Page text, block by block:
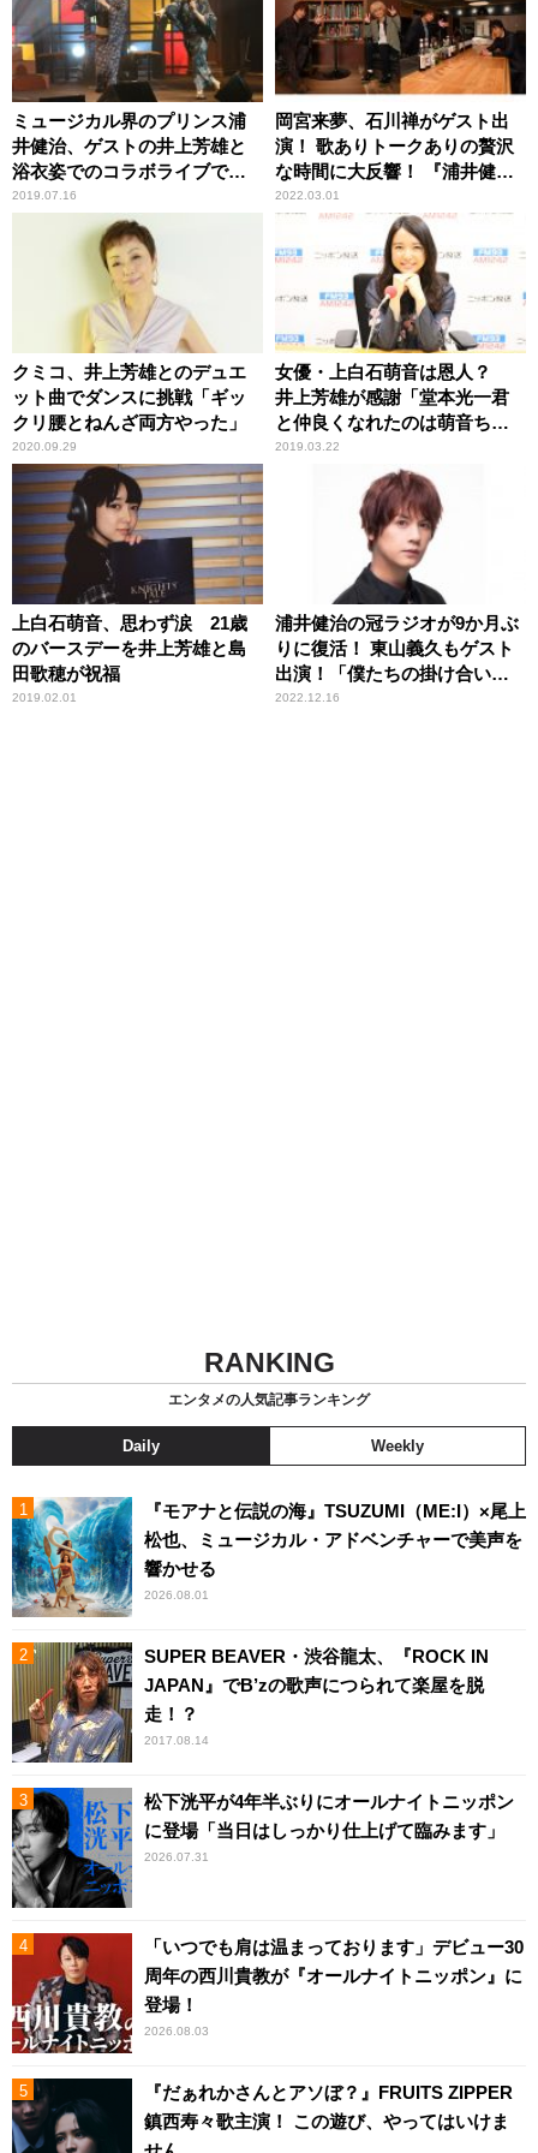
ミュージカル界のプリンス浦
井健治、ゲストの井上芳雄と
浴衣姿でのコラボライブで熱
唱！！
2019.07.16
岡宮来夢、石川禅がゲスト出
演！ 歌ありトークありの贅沢
な時間に大反響！ 『浦井健治
のDressing Room Live vol.3』
イベントレポート
2022.03.01
クミコ、井上芳雄とのデュエ
ット曲でダンスに挑戦「ギッ
クリ腰とねんざ両方やった」
2020.09.29
女優・上白石萌音は恩人？
井上芳雄が感謝「堂本光一君
と仲良くなれたのは萌音ちゃ
んのおかげ」
2019.03.22
上白石萌音、思わず涙 21歳
のバースデーを井上芳雄と島
田歌穂が祝福
2019.02.01
浦井健治の冠ラジオが9か月ぶ
りに復活！ 東山義久もゲスト
出演！「僕たちの掛け合いを
楽しみにしていただけたらと
2022.12.16
RANKING
エンタメの人気記事ランキング
Daily Weekly
『モアナと伝説の海』TSUZUMI（ME:I）×尾上
松也、ミュージカル・アドベンチャーで美声を
響かせる
2026.08.01
SUPER BEAVER・渋谷龍太、『ROCK IN
JAPAN』でB’zの歌声につられて楽屋を脱
走！？
2017.08.14
松下洸平が4年半ぶりにオールナイトニッポン
に登場「当日はしっかり仕上げて臨みます」
2026.07.31
「いつでも肩は温まっております」デビュー30
周年の西川貴教が『オールナイトニッポン』に
登場！
2026.08.03
『だぁれかさんとアソぼ？』FRUITS ZIPPER
鎮西寿々歌主演！ この遊び、やってはいけま